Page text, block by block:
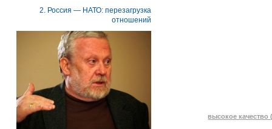
2. Россия — НАТО: перезагрузка
отношений
высокое качество